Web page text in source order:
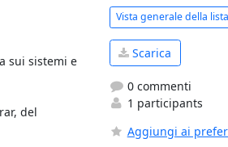
sui sistemi e
del
Vista generale della lista
Scarica
0 commenti
1 participants
Aggiungi ai